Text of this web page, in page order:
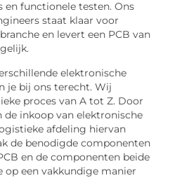
en functionele testen. Ons
staat klaar voor
en levert een PCB van
elektronische
je bij ons terecht. Wij
proces van A tot Z. Door
de inkoop van elektronische
afdeling hiervan
de benodigde componenten
en de componenten beide
op een vakkundige manier